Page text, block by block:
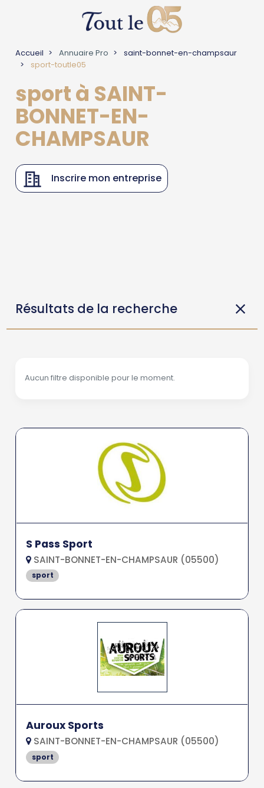
Accueil Annuaire Pro
saint-bonnet-en-champsaur
sport-toutle05
sport à SAINT-
BONNET-EN-
CHAMPSAUR
Inscrire mon entreprise
Résultats de la recherche
Aucun filtre disponible pour le moment.
S Pass Sport
SAINT-BONNET-EN-CHAMPSAUR (05500)
sport
Auroux Sports
SAINT-BONNET-EN-CHAMPSAUR (05500)
sport